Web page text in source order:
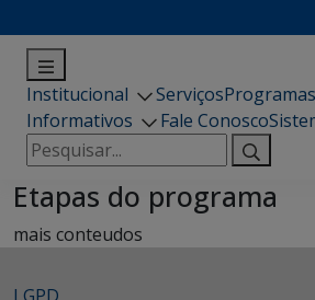
Institucional Serviços
Informativos
Fale Conosco
Pesquisar
por:
Etapas do programa
mais conteudos